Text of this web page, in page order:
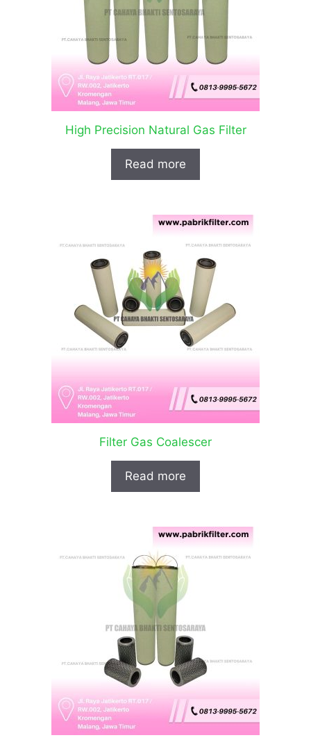
High Precision Natural Gas Filter
Read more
Filter Gas Coalescer
Read more